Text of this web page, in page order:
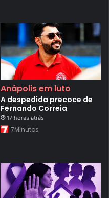
Anápolis em luto
A despedida precoce de
Fernando Correia
17 horas atrás
7Minutos